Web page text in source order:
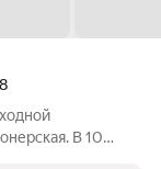
В 10